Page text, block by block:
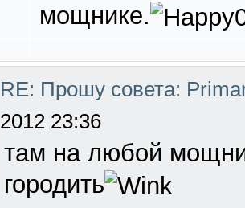
мощнике.
RE: Прошу совета:
2012 23:36
там на любой
городить